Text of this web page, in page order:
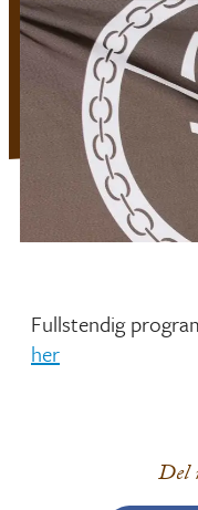
Fullstendig
her
Del